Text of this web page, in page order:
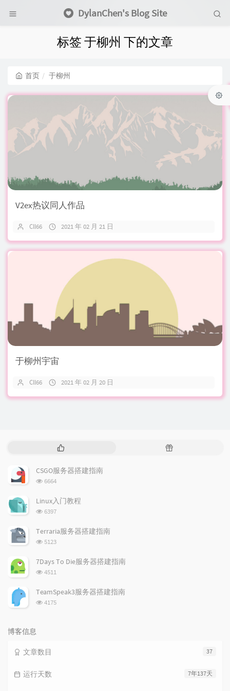
DylanChen's Blog Site
标签 于柳州 下的文章
首页 于柳州
V2ex热议同人作品
Cll66 2021 年 02 月 21 日
于柳州宇宙
Cll66 2021 年 02 月 20 日
文
章
随
CSGO服务器搭建指南
浏
次
6664
Linux入门教程
浏
次
6397
Terraria服务器搭建指南
浏
次
数:
5123
7Days To Die服务器搭建指南
浏
次
4511
TeamSpeak3服务器搭建指南
浏
4175
博客信息
37
文章数目
7年137天
运行天数